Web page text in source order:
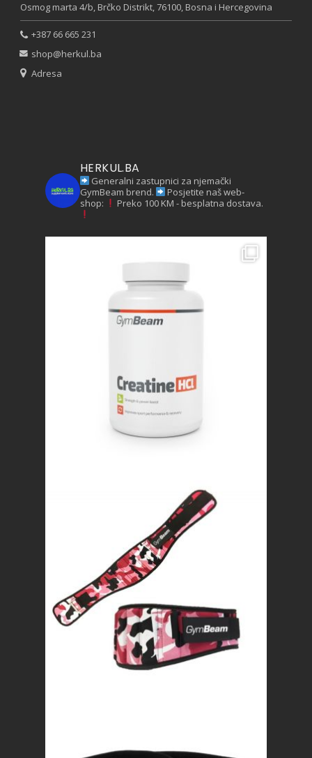
Osmog marta 4/b, Brčko Distrikt, 76100, Bosna i Hercegovina
+387 66 665 231
shop@herkul.ba
Adresa
HERKUL.BA
Generalni zastupnici za njemački
GymBeam brend.
Posjetite naš web-
shop:
Preko 100 KM - besplatna dostava.